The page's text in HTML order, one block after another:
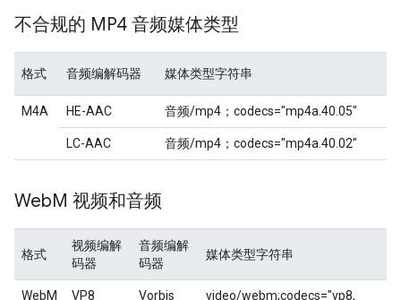
不合规的 MP4 音频媒体类型
格式 音频编解码器 媒体类型字符串
M4A HE-AAC 音频/mp4；codecs="mp4a.40.05"
LC-AAC 音频/mp4；codecs="mp4a.40.02"
WebM 视频和音频
格式
视频编解
码器
音频编解
码器
媒体类型字符串
WebM VP8 Vorbis
video/webm;codecs="vp8,